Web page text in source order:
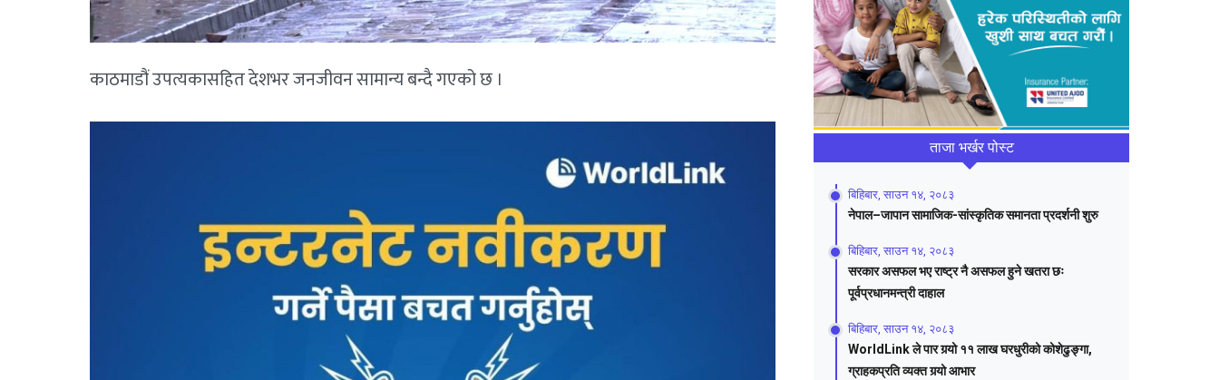
काठमाडौं उपत्यकासहित देशभर जनजीवन सामान्य बन्दै गएको छ ।
ताजा भर्खर पोस्ट
बिहिबार, साउन १४, २०८३
नेपाल–जापान सामाजिक-सांस्कृतिक समानता प्रदर्शनी शुरु
बिहिबार, साउन १४, २०८३
सरकार असफल भए राष्ट्र नै असफल हुने खतरा छः
पूर्वप्रधानमन्त्री दाहाल
बिहिबार, साउन १४, २०८३
WorldLink ले पार गर्‍यो ११ लाख घरधुरीको कोशेढुङ्गा,
ग्राहकप्रति व्यक्त गर्‍यो आभार